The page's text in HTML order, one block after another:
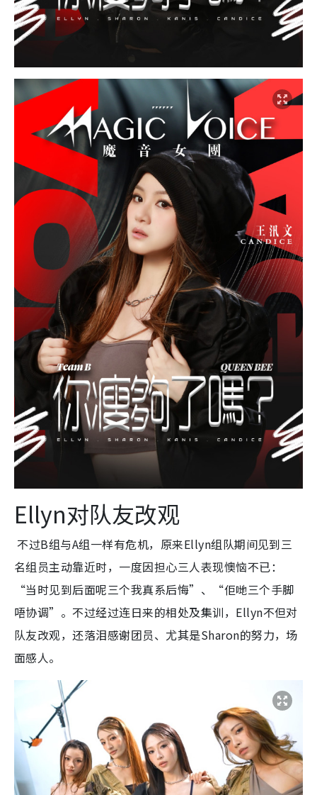
Ellyn对队友改观
不过B组与A组一样有危机，原来Ellyn组队期间见到三
名组员主动靠近时，一度因担心三人表现懊恼不已：
“当时见到后面呢三个我真系后悔”、“佢哋三个手脚
唔协调”。不过经过连日来的相处及集训，Ellyn不但对
队友改观，还落泪感谢团员、尤其是Sharon的努力，场
面感人。